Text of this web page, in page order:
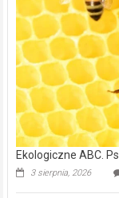
Ekologiczne ABC.
3 sierpnia, 2026